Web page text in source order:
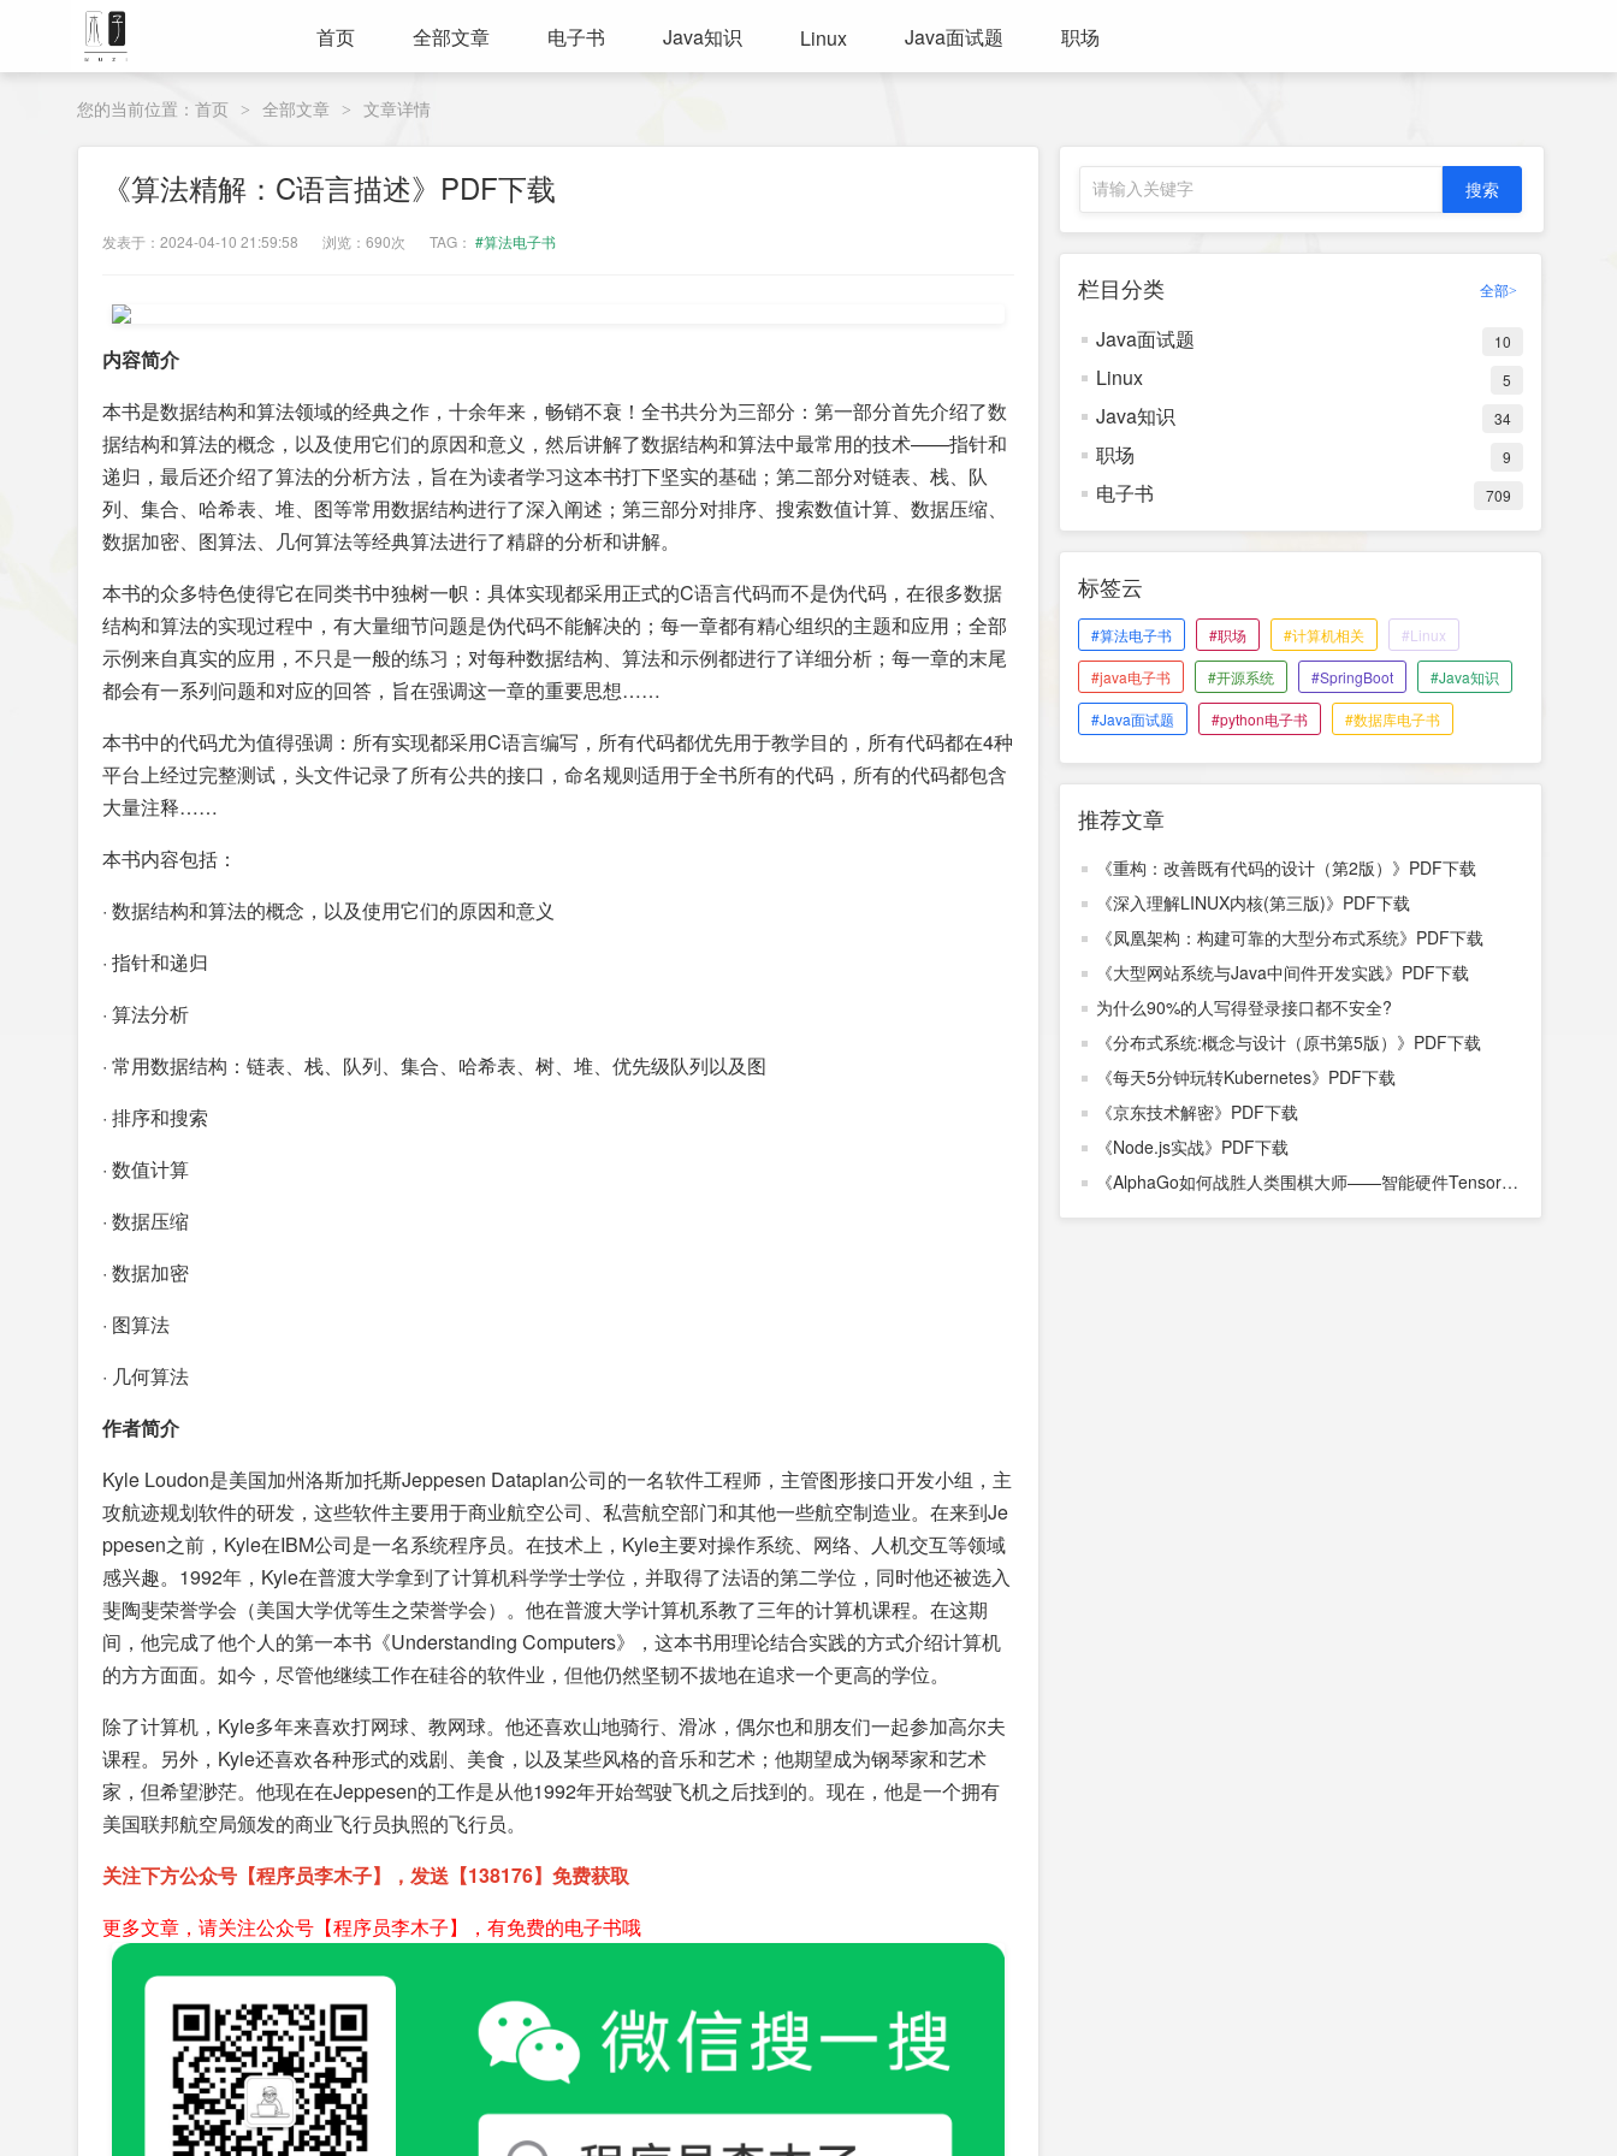
首页 全部文章 电子书 Java知识 Linux Java面试题 职场
您的当前位置： 首页 > 全部文章 > 文章详情
《算法精解：C语言描述》PDF下载
发表于：2024-04-10 21:59:58 浏览：690次 TAG： #算法电子书
内容简介
本书是数据结构和算法领域的经典之作，十余年来，畅销不衰！全书共分为三部分：第一部分首先介绍了数
据结构和算法的概念，以及使用它们的原因和意义，然后讲解了数据结构和算法中最常用的技术——指针和
递归，最后还介绍了算法的分析方法，旨在为读者学习这本书打下坚实的基础；第二部分对链表、栈、队
列、集合、哈希表、堆、图等常用数据结构进行了深入阐述；第三部分对排序、搜索数值计算、数据压缩、
数据加密、图算法、几何算法等经典算法进行了精辟的分析和讲解。
本书的众多特色使得它在同类书中独树一帜：具体实现都采用正式的C语言代码而不是伪代码，在很多数据
结构和算法的实现过程中，有大量细节问题是伪代码不能解决的；每一章都有精心组织的主题和应用；全部
示例来自真实的应用，不只是一般的练习；对每种数据结构、算法和示例都进行了详细分析；每一章的末尾
都会有一系列问题和对应的回答，旨在强调这一章的重要思想……
本书中的代码尤为值得强调：所有实现都采用C语言编写，所有代码都优先用于教学目的，所有代码都在4种
平台上经过完整测试，头文件记录了所有公共的接口，命名规则适用于全书所有的代码，所有的代码都包含
大量注释……
本书内容包括：
· 数据结构和算法的概念，以及使用它们的原因和意义
· 指针和递归
· 算法分析
· 常用数据结构：链表、栈、队列、集合、哈希表、树、堆、优先级队列以及图
· 排序和搜索
· 数值计算
· 数据压缩
· 数据加密
· 图算法
· 几何算法
作者简介
Kyle Loudon是美国加州洛斯加托斯Jeppesen Dataplan公司的一名软件工程师，主管图形接口开发小组，主
攻航迹规划软件的研发，这些软件主要用于商业航空公司、私营航空部门和其他一些航空制造业。在来到Je
ppesen之前，Kyle在IBM公司是一名系统程序员。在技术上，Kyle主要对操作系统、网络、人机交互等领域
感兴趣。1992年，Kyle在普渡大学拿到了计算机科学学士学位，并取得了法语的第二学位，同时他还被选入
斐陶斐荣誉学会（美国大学优等生之荣誉学会）。他在普渡大学计算机系教了三年的计算机课程。在这期
间，他完成了他个人的第一本书《Understanding Computers》，这本书用理论结合实践的方式介绍计算机
的方方面面。如今，尽管他继续工作在硅谷的软件业，但他仍然坚韧不拔地在追求一个更高的学位。
除了计算机，Kyle多年来喜欢打网球、教网球。他还喜欢山地骑行、滑冰，偶尔也和朋友们一起参加高尔夫
课程。另外，Kyle还喜欢各种形式的戏剧、美食，以及某些风格的音乐和艺术；他期望成为钢琴家和艺术
家，但希望渺茫。他现在在Jeppesen的工作是从他1992年开始驾驶飞机之后找到的。现在，他是一个拥有
美国联邦航空局颁发的商业飞行员执照的飞行员。
关注下方公众号【程序员李木子】，发送【138176】免费获取
更多文章，请关注公众号【程序员李木子】，有免费的电子书哦
栏目分类 全部>
Java面试题 10
Linux 5
Java知识 34
职场 9
电子书 709
标签云
#算法电子书 #职场 #计算机相关 #Linux
#java电子书 #开源系统 #SpringBoot #Java知识
#Java面试题 #python电子书 #数据库电子书
推荐文章
《重构：改善既有代码的设计（第2版）》PDF下载
《深入理解LINUX内核(第三版)》PDF下载
《凤凰架构：构建可靠的大型分布式系统》PDF下载
《大型网站系统与Java中间件开发实践》PDF下载
为什么90%的人写得登录接口都不安全?
《分布式系统:概念与设计（原书第5版）》PDF下载
《每天5分钟玩转Kubernetes》PDF下载
《京东技术解密》PDF下载
《Node.js实战》PDF下载
《AlphaGo如何战胜人类围棋大师——智能硬件TensorFl